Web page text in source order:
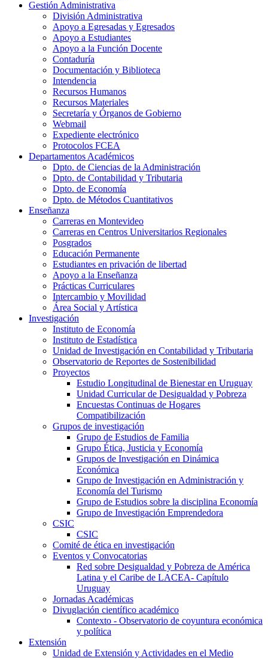
Gestión Administrativa
División Administrativa
Apoyo a Egresadas y Egresados
Apoyo a Estudiantes
Apoyo a la Función Docente
Contaduría
Documentación y Biblioteca
Intendencia
Recursos Humanos
Recursos Materiales
Secretaría y Órganos de Gobierno
Webmail
Expediente electrónico
Protocolos FCEA
Departamentos Académicos
Dpto. de Ciencias de la Administración
Dpto. de Contabilidad y Tributaria
Dpto. de Economía
Dpto. de Métodos Cuantitativos
Enseñanza
Carreras en Montevideo
Carreras en Centros Universitarios Regionales
Posgrados
Educación Permanente
Estudiantes en privación de libertad
Apoyo a la Enseñanza
Prácticas Curriculares
Intercambio y Movilidad
Área Social y Artística
Investigación
Instituto de Economía
Instituto de Estadística
Unidad de Investigación en Contabilidad y Tributaria
Observatorio de Reportes de Sostenibilidad
Proyectos
Estudio Longitudinal de Bienestar en Uruguay
Unidad Curricular de Desigualdad y Pobreza
Encuestas Continuas de Hogares
Compatibilización
Grupos de investigación
Grupo de Estudios de Familia
Grupo Ética, Justicia y Economía
Grupos de Investigación en Dinámica
Económica
Grupo de Investigación en Administración y
Economía del Turismo
Grupo de Estudios sobre la disciplina Economía
Grupo de Investigación Emprendedora
CSIC
CSIC
Comité de ética en investigación
Eventos y Convocatorias
Red sobre Desigualdad y Pobreza de América
Latina y el Caribe de LACEA- Capítulo
Uruguay
Jornadas Académicas
Divuglación científico académico
Contexto - Observatorio de coyuntura económica
y política
Extensión
Unidad de Extensión y Actividades en el Medio